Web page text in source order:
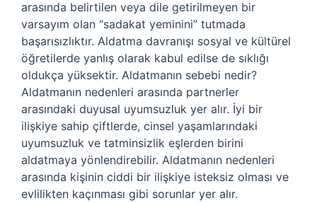
arasında belirtilen veya dile getirilmeyen bir
varsayım olan “sadakat yeminini” tutmada
başarısızlıktır. Aldatma davranışı sosyal ve kültürel
öğretilerde yanlış olarak kabul edilse de sıklığı
oldukça yüksektir. Aldatmanın sebebi nedir?
Aldatmanın nedenleri arasında partnerler
arasındaki duyusal uyumsuzluk yer alır. İyi bir
ilişkiye sahip çiftlerde, cinsel yaşamlarındaki
uyumsuzluk ve tatminsizlik eşlerden birini
aldatmaya yönlendirebilir. Aldatmanın nedenleri
arasında kişinin ciddi bir ilişkiye isteksiz olması ve
evlilikten kaçınması gibi sorunlar yer alır.